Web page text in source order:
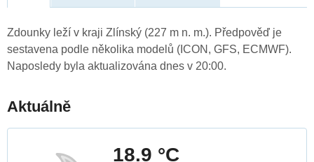
Zdounky leží v kraji Zlínský (227 m n. m.). Předpověď je
sestavena podle několika modelů (ICON, GFS, ECMWF).
Naposledy byla aktualizována dnes v 20:00.
Aktuálně
18.9 °C